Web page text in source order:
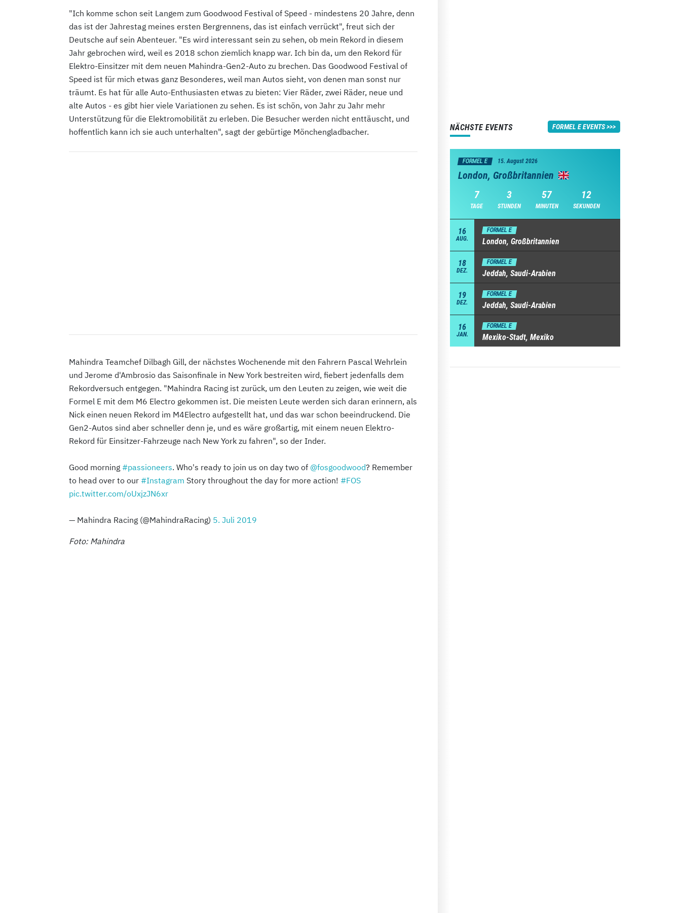
"Ich komme schon seit Langem zum Goodwood Festival of Speed - mindestens 20 Jahre, denn
das ist der Jahrestag meines ersten Bergrennens, das ist einfach verrückt", freut sich der
Deutsche auf sein Abenteuer. "Es wird interessant sein zu sehen, ob mein Rekord in diesem
Jahr gebrochen wird, weil es 2018 schon ziemlich knapp war. Ich bin da, um den Rekord für
Elektro-Einsitzer mit dem neuen Mahindra-Gen2-Auto zu brechen. Das Goodwood Festival of
Speed ist für mich etwas ganz Besonderes, weil man Autos sieht, von denen man sonst nur
träumt. Es hat für alle Auto-Enthusiasten etwas zu bieten: Vier Räder, zwei Räder, neue und
alte Autos - es gibt hier viele Variationen zu sehen. Es ist schön, von Jahr zu Jahr mehr
Unterstützung für die Elektromobilität zu erleben. Die Besucher werden nicht enttäuscht, und
hoffentlich kann ich sie auch unterhalten", sagt der gebürtige Mönchengladbacher.
Mahindra Teamchef Dilbagh Gill, der nächstes Wochenende mit den Fahrern Pascal Wehrlein
und Jerome d'Ambrosio das Saisonfinale in New York bestreiten wird, fiebert jedenfalls dem
Rekordversuch entgegen. "Mahindra Racing ist zurück, um den Leuten zu zeigen, wie weit die
Formel E mit dem M6 Electro gekommen ist. Die meisten Leute werden sich daran erinnern, als
Nick einen neuen Rekord im M4Electro aufgestellt hat, und das war schon beeindruckend. Die
Gen2-Autos sind aber schneller denn je, und es wäre großartig, mit einem neuen Elektro-
Rekord für Einsitzer-Fahrzeuge nach New York zu fahren", so der Inder.
Good morning #passioneers. Who's ready to join us on day two of @fosgoodwood? Remember
to head over to our #Instagram Story throughout the day for more action! #FOS
pic.twitter.com/oUxjzJN6xr
— Mahindra Racing (@MahindraRacing) 5. Juli 2019
Foto: Mahindra
NÄCHSTE EVENTS FORMEL E EVENTS
FORMEL E 15. August 2026
London, Großbritannien
7
TAGE
3
STUNDEN
57
MINUTEN
11
SEKUNDEN
16
AUG.
FORMEL E
London, Großbritannien
18
DEZ.
FORMEL E
Jeddah, Saudi-Arabien
19
DEZ.
FORMEL E
Jeddah, Saudi-Arabien
16
JAN.
FORMEL E
Mexiko-Stadt, Mexiko